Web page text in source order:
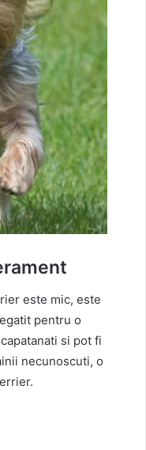
este mic, este
pentru o
si pot fi
necunoscuti, o